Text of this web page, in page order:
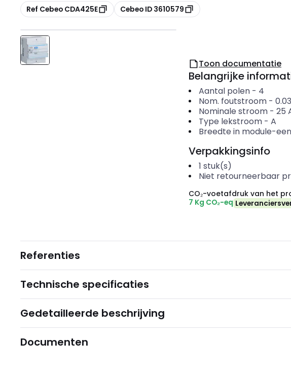
Kopiëren
Ref Cebeo CDA425E Kopiëren
Cebeo ID 3610579
Toon documentatie
Belangrijke
Aantal polen- 4
Nom. foutstroom- 0.03
Nominale stroom- 25
Type lekstroom- A
Breedte in module-
Verpakkingsinfo
1 stuk(s)
Niet retourneerbaar
CO₂-voetafdruk van het
7 Kg CO₂-eq
Referenties
Technische specificaties
Gedetailleerde beschrijving
Documenten